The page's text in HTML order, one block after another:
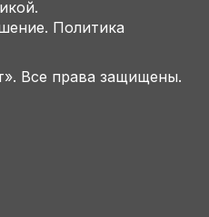
Политика
Все права защищены.